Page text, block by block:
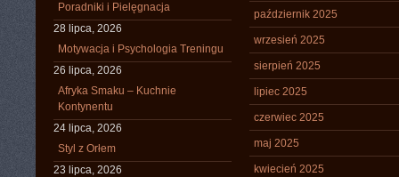
Poradniki i Pielęgnacja
28 lipca, 2026
Motywacja i Psychologia Treningu
26 lipca, 2026
Afryka Smaku – Kuchnie
Kontynentu
24 lipca, 2026
Styl z Orłem
23 lipca, 2026
październik 2025
wrzesień 2025
sierpień 2025
lipiec 2025
czerwiec 2025
maj 2025
kwiecień 2025